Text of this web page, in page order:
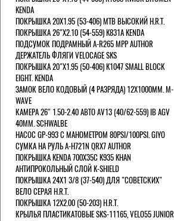
KENDA
ПОКРЫШКА 20X1.95 (53-406) MTB ВЫСОКИЙ H.R.T.
ПОКРЫШКА 26"Х2.10 (54-559) K831A KENDA
ПОДСУМОК ПОДРАМНЫЙ A-R265 MPP AUTHOR
ДЕРЖАТЕЛЬ ФЛЯГИ VELOCAGE SKS
ПОКРЫШКА 20"Х1.95 (50-406) K1047 SMALL BLOCK
EIGHT. KENDA
ЗАМОК ВЕЛО КОДОВЫЙ (4 РАЗРЯДА) 12Х1000ММ. M-
WAVE
КАМЕРА 26" 1.50-2.40 АВТО AV13 (40/62-559) IB AGV
40MM. SCHWALBE
НАСОС GP-993 С МАНОМЕТРОМ 80PSI/100PSI. GIYO
СУМКА НА РУЛЬ A-H721N QRX7 AUTHOR
ПОКРЫШКА KENDA 700Х35С K935 KHAN
АНТИПРОКОЛЬНЫЙ СЛОЙ K-SHIELD
ПОКРЫШКА 24X1 3/8 (37-540) ДЛЯ "СОВЕТСКИХ"
ВЕЛО СЕРАЯ H.R.T.
ПОКРЫШКА 12X2.00 (50-203) H.R.T.
КРЫЛЬЯ ПЛАСТИКАТОВЫЕ SKS-11165, VELO55 JUNIOR